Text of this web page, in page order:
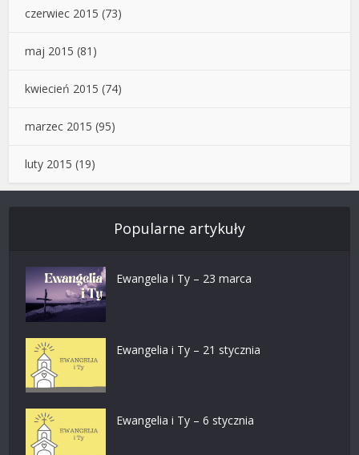
czerwiec 2015 (73)
maj 2015 (81)
kwiecień 2015 (74)
marzec 2015 (95)
luty 2015 (19)
Popularne artykuły
Ewangelia i Ty – 23 marca
Ewangelia i Ty – 21 stycznia
Ewangelia i Ty – 6 stycznia